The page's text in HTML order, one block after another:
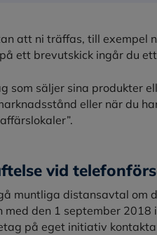
att ni träffas, till exempel
ett brevutskick ingår du
som säljer sina produkter
eller när du
vid
muntliga distansavtal om
med den 1 september
på eget initiativ